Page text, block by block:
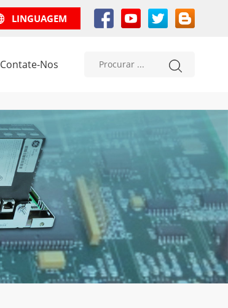
LINGUAGEM
Contate-Nos